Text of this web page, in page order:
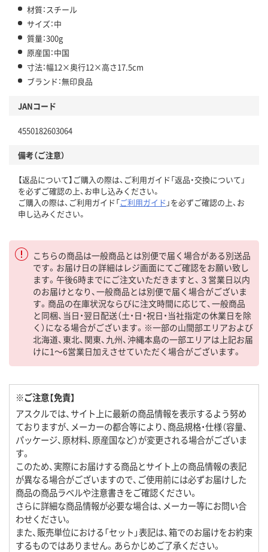
材質：スチール
サイズ：中
質量：300g
原産国：中国
寸法：幅12×奥行12×高さ17.5cm
ブランド：無印良品
JANコード
4550182603064
備考（ご注意）
【返品について】ご購入の際は、ご利用ガイド「返品・交換について」
を必ずご確認の上、お申し込みください。
ご購入の際は、ご利用ガイド「ご利用ガイド 」を必ずご確認の上、お
申し込みください。
こちらの商品は一般商品とは別便で届く場合がある別送品
です。お届け日の詳細はレジ画面にてご確認をお願い致し
ます。午後6時までにご注文いただきますと、３営業日以内
のお届けとなり、一般商品とは別便で届く場合がございま
す。商品の在庫状況ならびに注文時間に応じて、一般商品
と同梱、当日・翌日配送（土・日・祝日・当社指定の休業日を除
く）になる場合がございます。※一部の山間部エリアおよび
北海道、東北、関東、九州、沖縄本島の一部エリアは上記お届
けに1～6営業日加えさせていただく場合がございます。
※ご注意【免責】
アスクルでは、サイト上に最新の商品情報を表示するよう努め
ておりますが、メーカーの都合等により、商品規格・仕様（容量、
パッケージ、原材料、原産国など）が変更される場合がございま
す。
このため、実際にお届けする商品とサイト上の商品情報の表記
が異なる場合がございますので、ご使用前には必ずお届けした
商品の商品ラベルや注意書きをご確認ください。
さらに詳細な商品情報が必要な場合は、メーカー等にお問い合
わせください。
また、販売単位における「セット」表記は、箱でのお届けをお約束
するものではありません。あらかじめご了承ください。